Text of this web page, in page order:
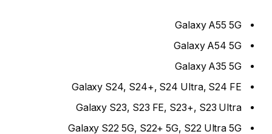
Galaxy A55 5G
Galaxy A54 5G
Galaxy A35 5G
Galaxy S24, S24+, S24 Ultra, S24 FE
Galaxy S23, S23 FE, S23+, S23 Ultra
Galaxy S22 5G, S22+ 5G, S22 Ultra 5G